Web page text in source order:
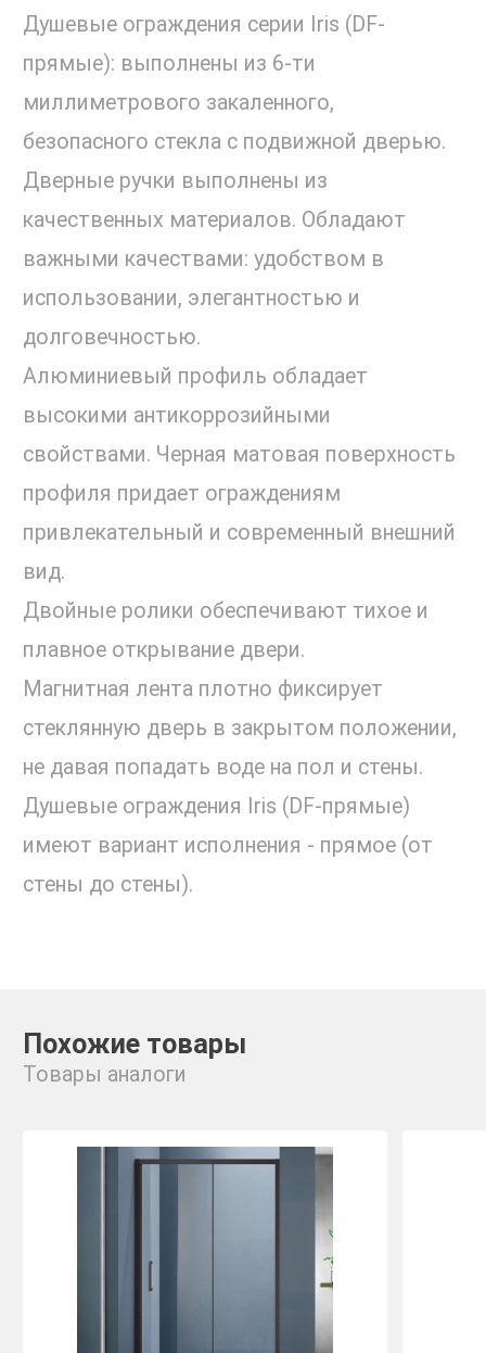
Душевые ограждения серии Iris (DF-
прямые): выполнены из 6-ти
миллиметрового закаленного,
безопасного стекла с подвижной дверью.
Дверные ручки выполнены из
качественных материалов. Обладают
важными качествами: удобством в
использовании, элегантностью и
долговечностью.
Алюминиевый профиль обладает
высокими антикоррозийными
свойствами. Черная матовая поверхность
профиля придает ограждениям
привлекательный и современный внешний
вид.
Двойные ролики обеспечивают тихое и
плавное открывание двери.
Магнитная лента плотно фиксирует
стеклянную дверь в закрытом положении,
не давая попадать воде на пол и стены.
Душевые ограждения Iris (DF-прямые)
имеют вариант исполнения - прямое (от
стены до стены).
Похожие товары
Товары аналоги